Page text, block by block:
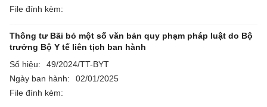
File đính kèm:
Thông tư Bãi bỏ một số văn bản quy phạm pháp luật do Bộ
trưởng Bộ Y tế liên tịch ban hành
Số hiệu:
49/2024/TT-BYT
Ngày ban hành:
02/01/2025
File đính kèm: